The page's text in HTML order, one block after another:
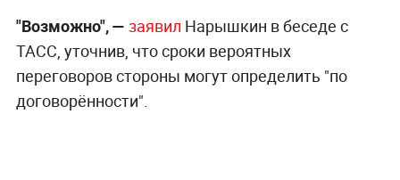
"Возможно", — заявил Нарышкин в беседе с
ТАСС, уточнив, что сроки вероятных
переговоров стороны могут определить "по
договорённости".